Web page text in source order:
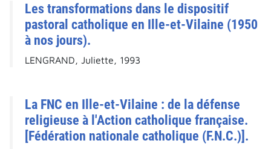
Les transformations dans le dispositif
pastoral catholique en Ille-et-Vilaine (1950
à nos jours).
LENGRAND, Juliette, 1993
La FNC en Ille-et-Vilaine : de la défense
religieuse à l'Action catholique française.
[Fédération nationale catholique (F.N.C.)].